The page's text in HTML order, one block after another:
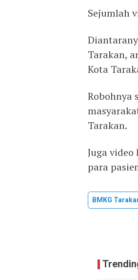
Sejumlah
Tarakan,
Kota
Robohnya
Tarakan.
Juga video
para
BMKG